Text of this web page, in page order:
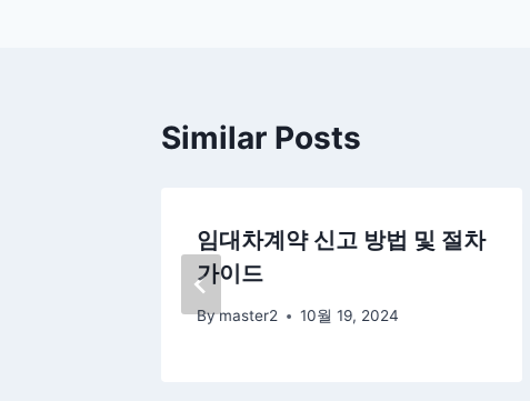
Similar Posts
임대차계약 신고 방법 및 절차
가이드
Bymaster2 10월 19, 2024